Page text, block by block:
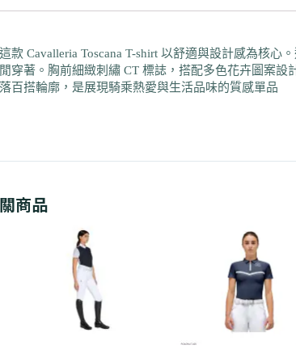
這款 Cavalleria Toscana T-shirt 以舒適與設計感為核
閒穿著。胸前細緻刺繡 CT 標誌，搭配多色花卉圖案
落百搭輪廓，是展現騎乘熱愛與生活品味的質感單品
商品